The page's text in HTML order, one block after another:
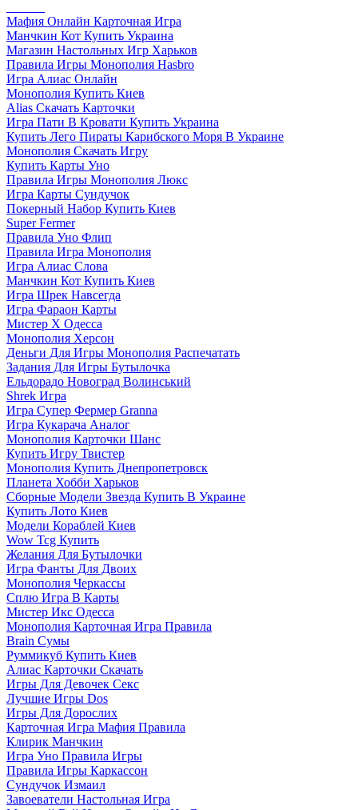
Мафия Онлайн Карточная Игра
Манчкин Кот Купить Украина
Магазин Настольных Игр Харьков
Правила Игры Монополия Hasbro
Игра Алиас Онлайн
Монополия Купить Киев
Alias Скачать Карточки
Игра Пати В Кровати Купить Украина
Купить Лего Пираты Карибского Моря В Украине
Монополия Скачать Игру
Купить Карты Уно
Правила Игры Монополия Люкс
Игра Карты Сундучок
Покерный Набор Купить Киев
Super Fermer
Правила Уно Флип
Правила Игра Монополия
Игра Алиас Слова
Манчкин Кот Купить Киев
Игра Шрек Навсегда
Игра Фараон Карты
Мистер Х Одесса
Монополия Херсон
Деньги Для Игры Монополия Распечатать
Задания Для Игры Бутылочка
Ельдорадо Новоград Волинський
Shrek Игра
Игра Супер Фермер Granna
Игра Кукарача Аналог
Монополия Карточки Шанс
Купить Игру Твистер
Монополия Купить Днепропетровск
Планета Хобби Харьков
Сборные Модели Звезда Купить В Украине
Купить Лото Киев
Модели Кораблей Киев
Wow Tcg Купить
Желания Для Бутылочки
Игра Фанты Для Двоих
Монополия Черкассы
Сплю Игра В Карты
Мистер Икс Одесса
Монополия Карточная Игра Правила
Brain Сумы
Руммикуб Купить Киев
Алиас Карточки Скачать
Игры Для Девочек Секс
Лучшие Игры Dos
Игры Для Дорослих
Карточная Игра Мафия Правила
Клирик Манчкин
Игра Уно Правила Игры
Правила Игры Каркассон
Сундучок Измаил
Завоеватели Настольная Игра